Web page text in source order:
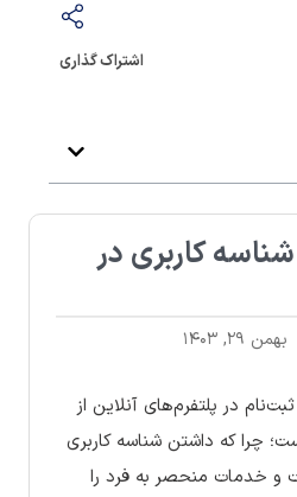
اشتراک گذاری
کاربری در
بهمن ۲۹, ۱۴۰۳
در پلتفرم‌های آنلاین از
چرا که داشتن شناسه کاربری
و خدمات منحصر به فرد را